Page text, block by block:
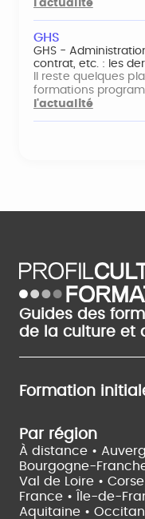
l'actualité
GHS
GHS -
contrat, etc. : les
Il reste quelques
formations
l'actualité
Guides des
de la culture et
Formation
Par région
À distance •
Bourgogne-
Val de Loire • Corse
France •
Île-de-
Aquitaine •